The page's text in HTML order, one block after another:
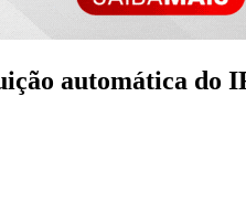
automática do